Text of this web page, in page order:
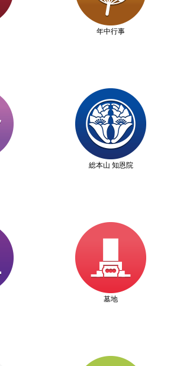
年中行事
総本山 知恩院
墓地